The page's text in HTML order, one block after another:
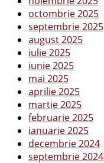
octombrie 2025
septembrie 2025
august 2025
iulie 2025
iunie 2025
mai 2025
aprilie 2025
martie 2025
februarie 2025
ianuarie 2025
decembrie 2024
septembrie 2024